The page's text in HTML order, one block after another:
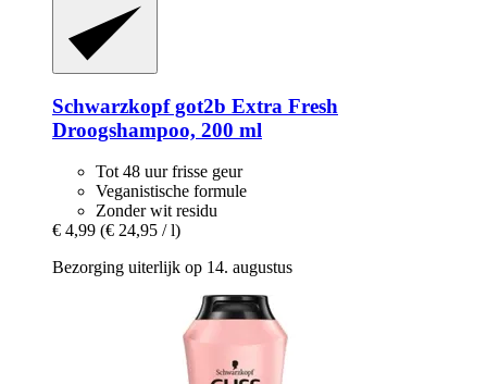
Schwarzkopfgot2b Extra Fresh
Droogshampoo, 200 ml
Tot 48 uur frisse geur
Veganistische formule
Zonder wit residu
€ 4,99 (€ 24,95 / l)
Bezorging uiterlijk op 14. augustus